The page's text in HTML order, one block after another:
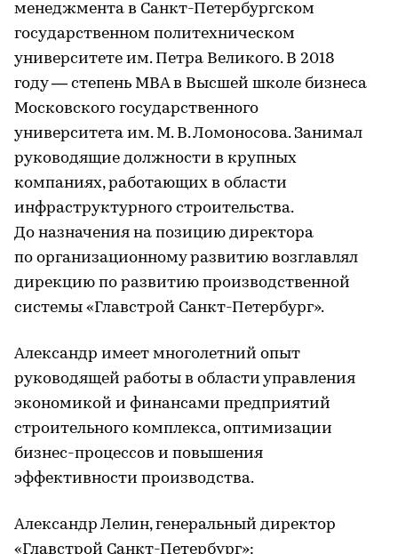
менеджмента в Санкт-Петербургском
государственном политехническом
университете им. Петра Великого. В 2018
году — степень MBA в Высшей школе бизнеса
Московского государственного
университета им. М. В. Ломоносова. Занимал
руководящие должности в крупных
компаниях, работающих в области
инфраструктурного строительства.
До назначения на позицию директора
по организационному развитию возглавлял
дирекцию по развитию производственной
системы «Главстрой Санкт-Петербург».
Александр имеет многолетний опыт
руководящей работы в области управления
экономикой и финансами предприятий
строительного комплекса, оптимизации
бизнес-процессов и повышения
эффективности производства.
Александр Лелин, генеральный директор
«Главстрой Санкт-Петербург»: